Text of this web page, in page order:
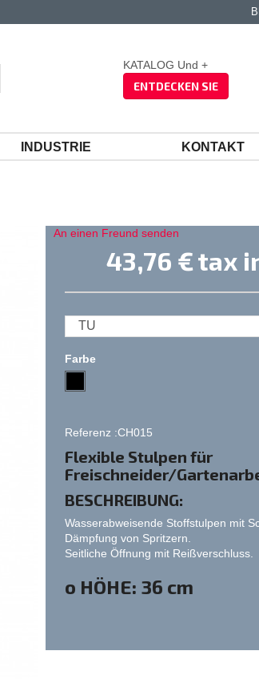
KATALOG Und +
ENTDECKEN SIE
INDUSTRIE KONTAKT
An einen Freund senden
43,76 €tax
Farbe
Referenz :CH015
Flexible Stulpen für
Freischneider/
BESCHREIBUNG:
Wasserabweisende Stoffstulpen mit
Dämpfung von Spritzern.
Seitliche Öffnung mit Reißverschluss.
o HÖHE: 36 cm